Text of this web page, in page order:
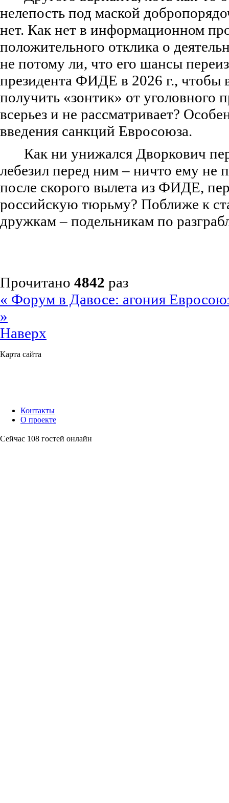
нелепость под маской
нет. Как нет в информационном
положительного отклика о
не потому ли, что его шансы
президента ФИДЕ в 2026 г., чтобы
получить «зонтик» от уголовного
всерьез и не рассматривает?
введения санкций Евросоюза.
Как ни унижался Дворкович
лебезил перед ним – ничто ему не
после скорого вылета из ФИДЕ,
российскую тюрьму? Поближе к
дружкам – подельникам по
Прочитано 4842 раз
« Форум в Давосе: агония
»
Наверх
Карта сайта
Контакты
О проекте
Сейчас 108 гостей онлайн